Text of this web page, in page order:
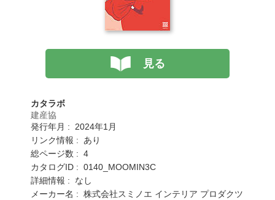
見る
カタラボ
建産協
発行年月 : 2024年1月
リンク情報 : あり
総ページ数 : 4
カタログID : 0140_MOOMIN3C
詳細情報 : なし
メーカー名 : 株式会社スミノエ インテリア プロダクツ